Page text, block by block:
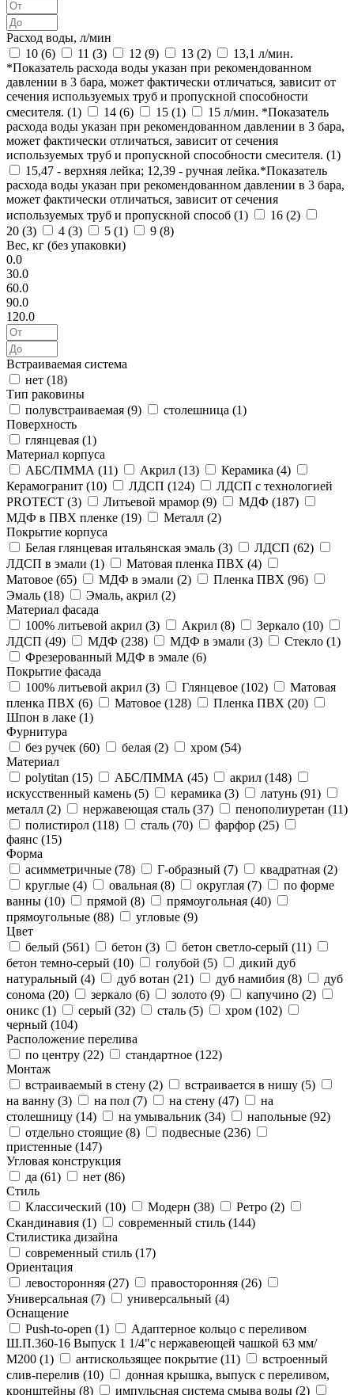
Расход воды, л/мин
10 (6) 11 (3) 12 (9) 13 (2)
13,1 л/мин.
*Показатель расхода воды указан при рекомендованном
давлении в 3 бара, может фактически отличаться, зависит от
сечения используемых труб и пропускной способности
смесителя. (1) 14 (6) 15 (1)
15 л/мин. *Показатель
расхода воды указан при рекомендованном давлении в 3 бара,
может фактически отличаться, зависит от сечения
используемых труб и пропускной способности смесителя. (1)
15,47 - верхняя лейка; 12,39 - ручная лейка.*Показатель
расхода воды указан при рекомендованном давлении в 3 бара,
может фактически отличаться, зависит от сечения
используемых труб и пропускной способ (1) 16 (2)
20 (3) 4 (3) 5 (1) 9 (8)
Вес, кг (без упаковки)
0.0
30.0
60.0
90.0
120.0
Встраиваемая система
нет (18)
Тип раковины
полувстраиваемая (9) столешница (1)
Поверхность
глянцевая (1)
Материал корпуса
АБС/ПММА (11) Акрил (13) Керамика (4)
Керамогранит (10) ЛДСП (124)
ЛДСП с технологией
PROTECT (3) Литьевой мрамор (9) МДФ (187)
МДФ в ПВХ пленке (19) Металл (2)
Покрытие корпуса
Белая глянцевая итальянская эмаль (3) ЛДСП (62)
ЛДСП в эмали (1) Матовая пленка ПВХ (4)
Матовое (65) МДФ в эмали (2) Пленка ПВХ (96)
Эмаль (18) Эмаль, акрил (2)
Материал фасада
100% литьевой акрил (3) Акрил (8) Зеркало (10)
ЛДСП (49) МДФ (238) МДФ в эмали (3) Стекло (1)
Фрезерованный МДФ в эмале (6)
Покрытие фасада
100% литьевой акрил (3) Глянцевое (102)
Матовая
пленка ПВХ (6) Матовое (128) Пленка ПВХ (20)
Шпон в лаке (1)
Фурнитура
без ручек (60) белая (2) хром (54)
Материал
polytitan (15) АБС/ПММА (45) акрил (148)
искусственный камень (5) керамика (3) латунь (91)
металл (2) нержавеющая сталь (37) пенополиуретан (11)
полистирол (118) сталь (70) фарфор (25)
фаянс (15)
Форма
асимметричные (78) Г-образный (7) квадратная (2)
круглые (4) овальная (8) округлая (7)
по форме
ванны (10) прямой (8) прямоугольная (40)
прямоугольные (88) угловые (9)
Цвет
белый (561) бетон (3) бетон светло-серый (11)
бетон темно-серый (10) голубой (5)
дикий дуб
натуральный (4) дуб вотан (21) дуб намибия (8)
дуб
сонома (20) зеркало (6) золото (9) капучино (2)
оникс (1) серый (32) сталь (5) хром (102)
черный (104)
Расположение перелива
по центру (22) стандартное (122)
Монтаж
встраиваемый в стену (2) встраивается в нишу (5)
на ванну (3) на пол (7) на стену (47)
на
столешницу (14) на умывальник (34) напольные (92)
отдельно стоящие (8) подвесные (236)
пристенные (147)
Угловая конструкция
да (61) нет (86)
Стиль
Классический (10) Модерн (38) Ретро (2)
Скандинавия (1) современный стиль (144)
Стилистика дизайна
современный стиль (17)
Ориентация
левосторонняя (27) правосторонняя (26)
Универсальная (7) универсальный (4)
Оснащение
Push-to-open (1)
Адаптерное кольцо с переливом
Ш.П.360-16 Выпуск 1 1/4"с нержавеющей чашкой 63 мм/
М200 (1) антискользящее покрытие (11)
встроенный
слив-перелив (10)
донная крышка, выпуск с переливом,
кронштейны (8) импульсная система смыва воды (2)